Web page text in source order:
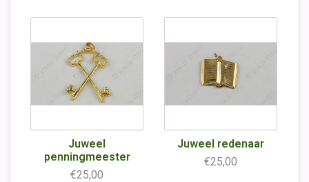
Juweel
penningmeester
€25,00
Juweel redenaar
€25,00